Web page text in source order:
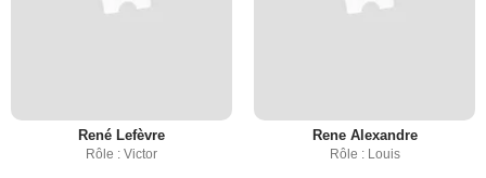
René Lefèvre
Rôle : Victor
Rene Alexandre
Rôle : Louis